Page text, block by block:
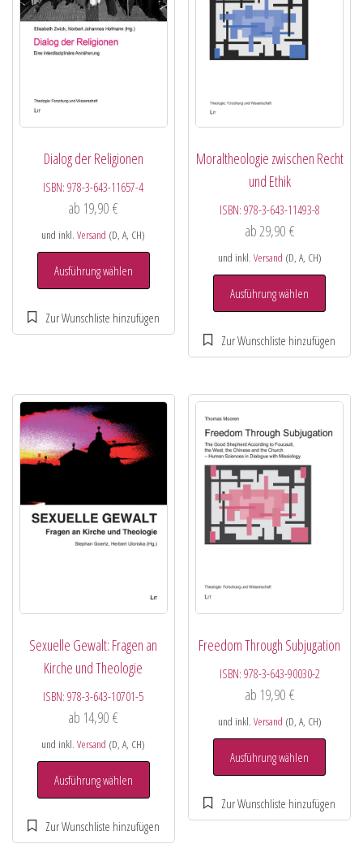
Dialog der Religionen
ISBN:978-3-643-11657-4
ab 19,90€
und inkl.Versand (D, A, CH)
Ausführung wählen
Moraltheologie zwischen Recht
und Ethik
ISBN: 978-3-643-11493-8
ab29,90 €
und inkl. Versand (D, A, CH)
Ausführung wählen
Sexuelle Gewalt: Fragen an
Kirche und Theologie
ISBN:978-3-643-10701-5
ab 14,90€
und inkl.Versand (D, A, CH)
Ausführung wählen
Freedom Through Subjugation
ISBN: 978-3-643-90030-2
ab 19,90 €
und inkl. Versand (D, A, CH)
Ausführung wählen